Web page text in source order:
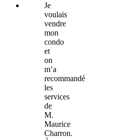
Je
voulais
vendre
mon
condo
et
on
m’a
recommandé
les
services
de
M.
Maurice
Charron.